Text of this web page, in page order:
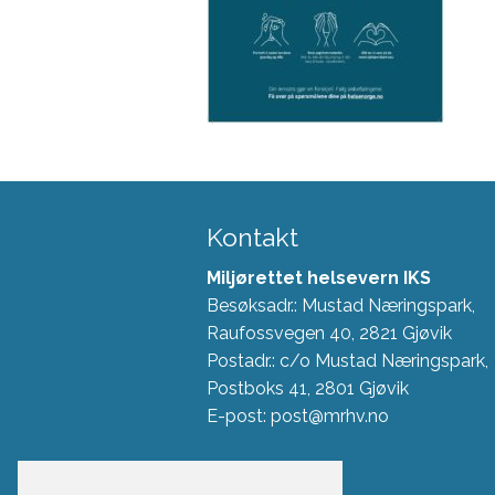
Kontakt
Miljørettet helsevern IKS
Besøksadr.: Mustad Næringspark,
Raufossvegen 40, 2821 Gjøvik
Postadr.: c/o Mustad Næringspark,
Postboks 41, 2801 Gjøvik
E-post: post@mrhv.no